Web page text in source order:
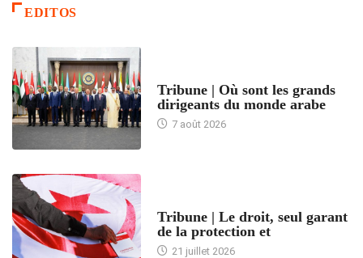
EDITOS
Tribune | Où sont les grands
dirigeants du monde arabe
7 août 2026
Tribune | Le droit, seul garant
de la protection et
21 juillet 2026